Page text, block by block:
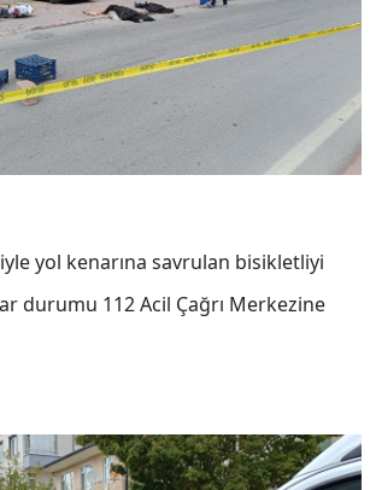
yol kenarına savrulan bisikletliyi
durumu 112 Acil Çağrı Merkezine